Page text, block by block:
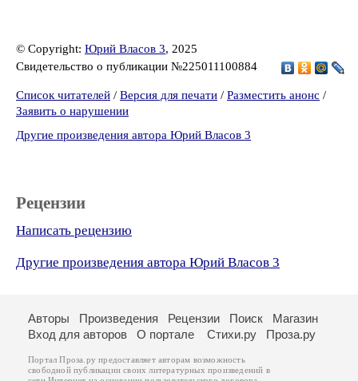
© Copyright: Юрий Власов 3, 2025
Свидетельство о публикации №225011100884
Список читателей / Версия для печати / Разместить анонс /
Заявить о нарушении
Другие произведения автора Юрий Власов 3
Рецензии
Написать рецензию
Другие произведения автора Юрий Власов 3
Авторы Произведения Рецензии Поиск
Магазин
Вход для авторов
О портале Стихи.ру Проза.ру
Портал Проза.ру предоставляет авторам возможность
свободной публикации своих литературных произведений в